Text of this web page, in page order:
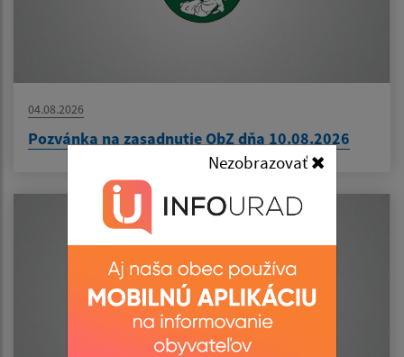
Nezobrazovať
04.08.2026
Pozvánka na zasadnutie ObZ dňa 10.08.2026